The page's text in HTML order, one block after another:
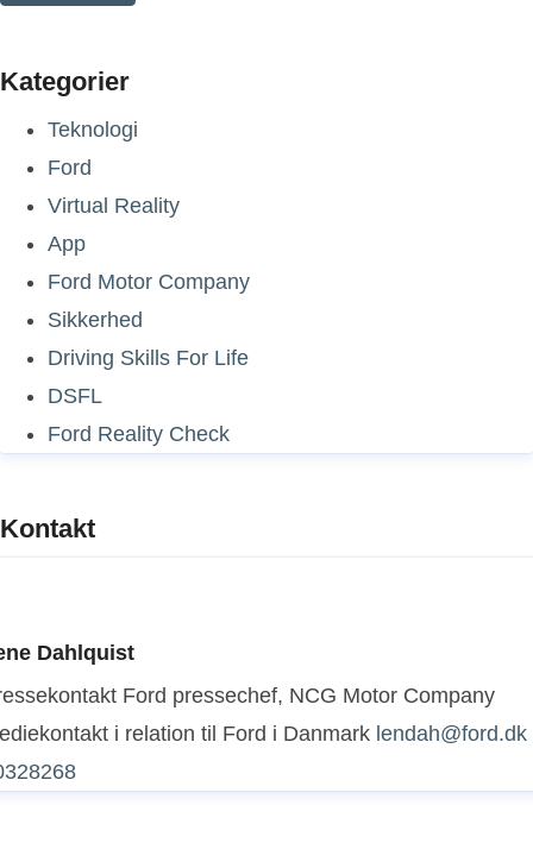
Kategorier
Teknologi
Ford
Virtual Reality
App
Ford Motor Company
Sikkerhed
Driving Skills For Life
DSFL
Ford Reality Check
Kontakt
Dahlquist
Ford pressechef, NCG Motor Company
i relation til Ford i Danmark lendah@ford.dk